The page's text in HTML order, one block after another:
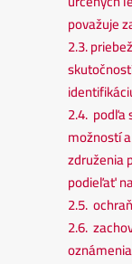
považuje
2.3.
2.4. podľa
možností
združenia
podieľať
2.5.
2.6.